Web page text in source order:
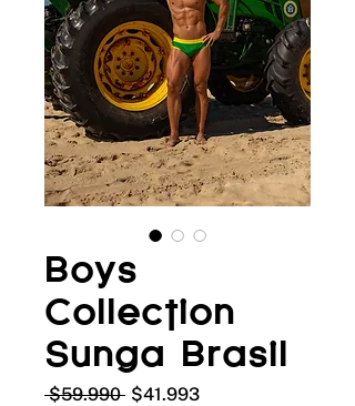
Boys
Collection
Sunga Brasil
$59.990 Precio
$41.993Precio